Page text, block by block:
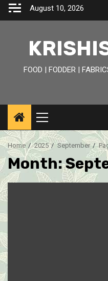
Skip
August 10, 2026
FOOD | FODDER |
Primary
Menu
Home 2025 September
Month: